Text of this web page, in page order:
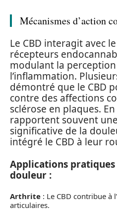
Mécanismes d’action
Le CBD interagit avec
récepteurs
modulant la
l’inflammation.
démontré que le CBD
contre des affections
sclérose en plaques.
rapportent souvent
significative de la
intégré le CBD à leur
Applications pratiques
douleur :
Arthrite : Le CBD contribue à
articulaires.